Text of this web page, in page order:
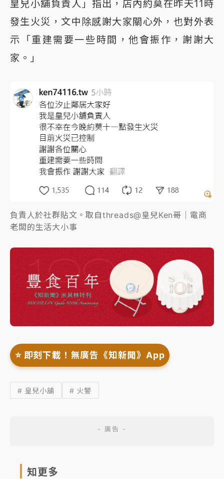
皇兒小舖負責人」指出，店內約莫在昨天11時
發生火災，文中除感謝大家關心外，也對外表
示「重建需要一些時間，他會振作，謝謝大
家。」
負責人於社群貼文。取自threads@皇兒Ken哥｜電商
老闆的生活大小事
⭐️ 即刻下載！無廣告《知新聞》App
# 皇兒小舖 # 火警
知更多